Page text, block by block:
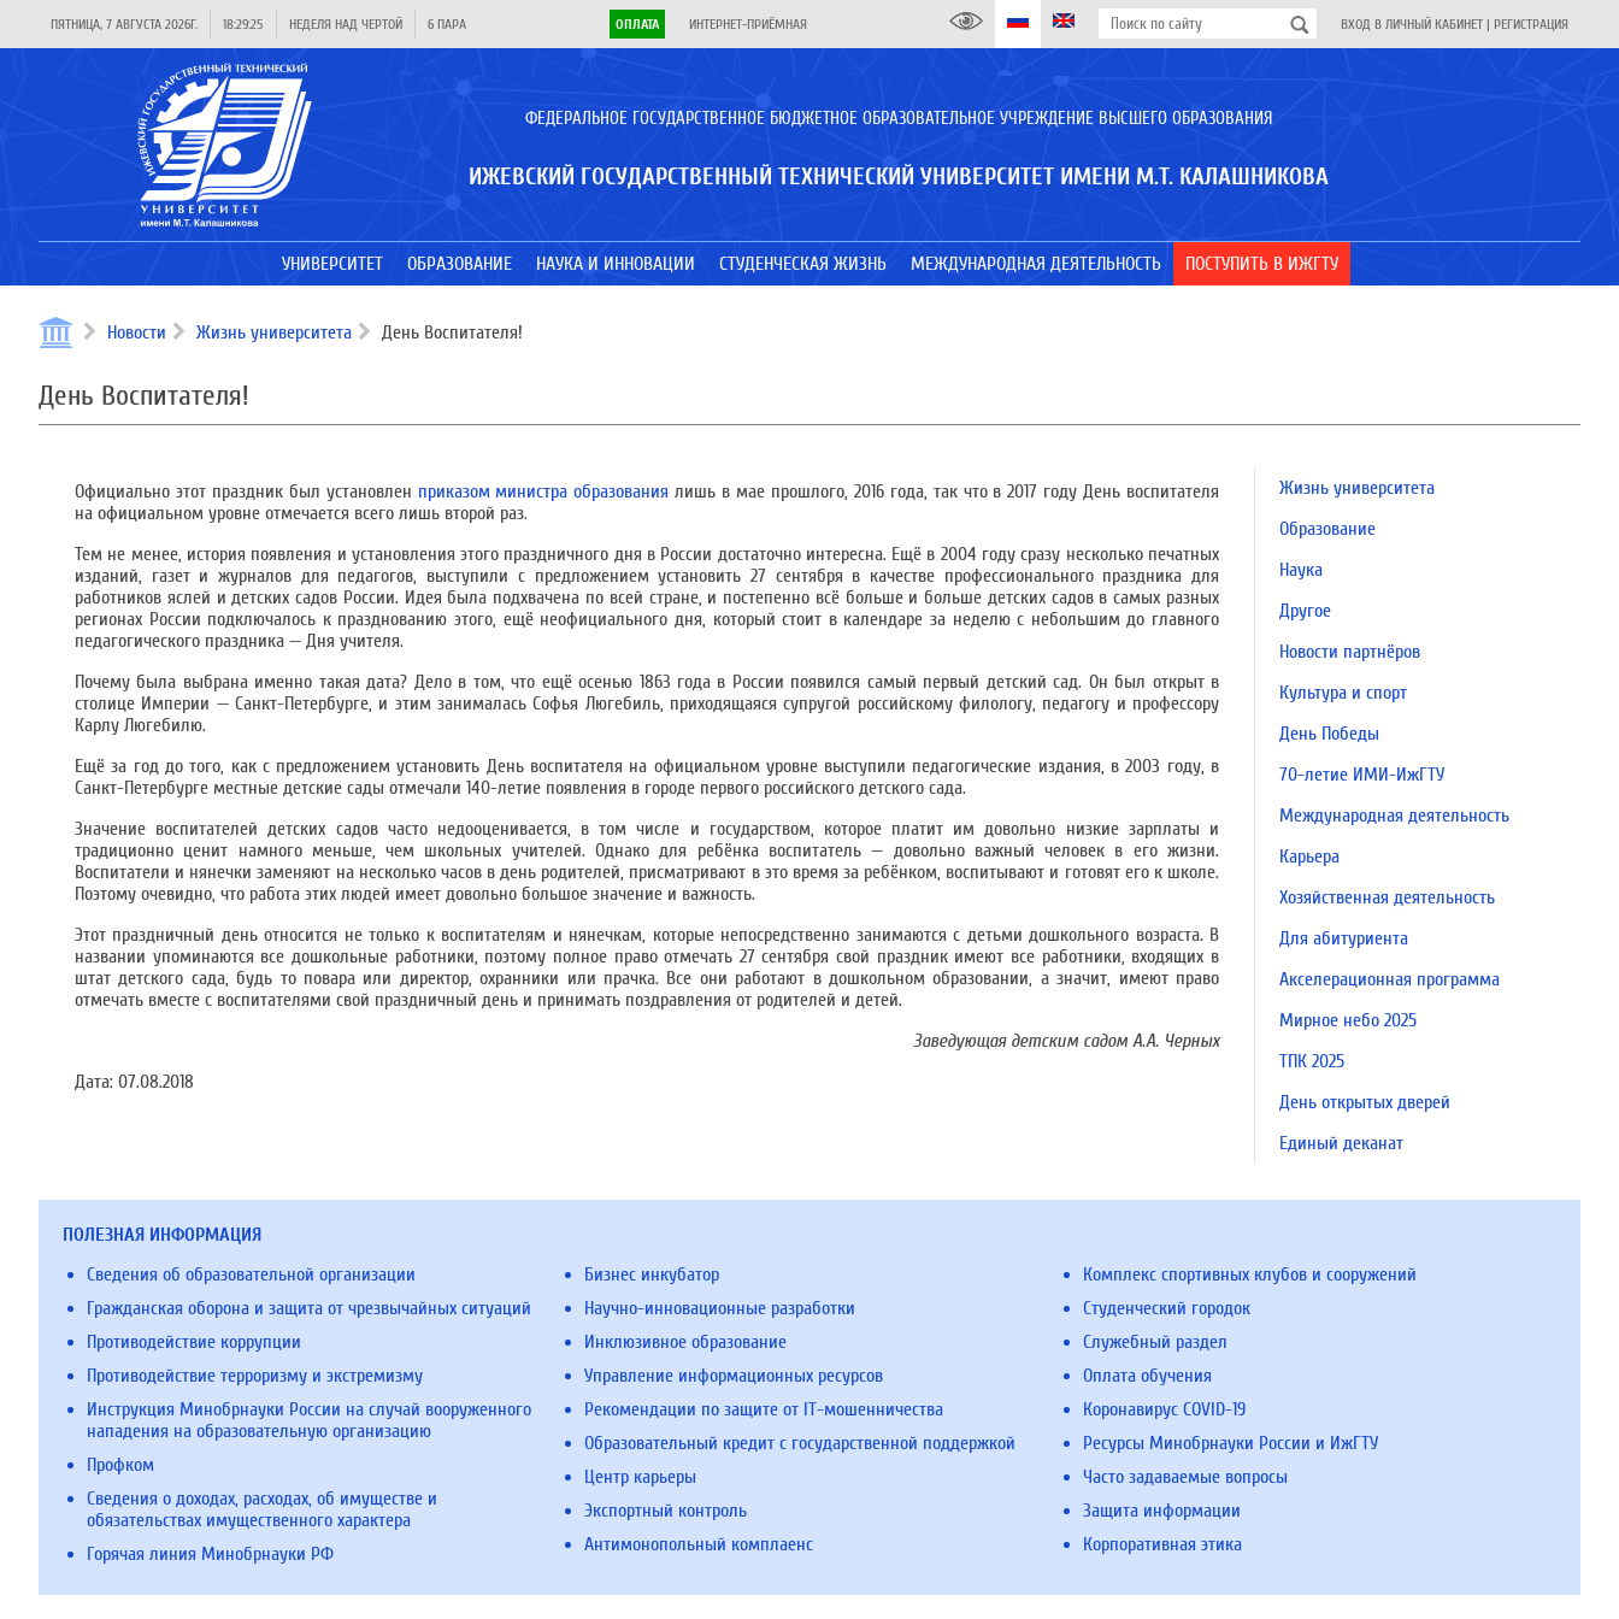
ПЯТНИЦА, 7 АВГУСТА 2026Г. 18:29:25 НЕДЕЛЯ НАД ЧЕРТОЙ 6 ПАРА ОПЛАТА ИНТЕРНЕТ-ПРИЁМНАЯ ВХОД В ЛИЧНЫЙ КАБИНЕТ | РЕГИСТРАЦИЯ
ФЕДЕРАЛЬНОЕ ГОСУДАРСТВЕННОЕ БЮДЖЕТНОЕ ОБРАЗОВАТЕЛЬНОЕ УЧРЕЖДЕНИЕ ВЫСШЕГО ОБРАЗОВАНИЯ
ИЖЕВСКИЙ ГОСУДАРСТВЕННЫЙ ТЕХНИЧЕСКИЙ УНИВЕРСИТЕТ ИМЕНИ М.Т. КАЛАШНИКОВА
УНИВЕРСИТЕТ ОБРАЗОВАНИЕ НАУКА И ИННОВАЦИИ СТУДЕНЧЕСКАЯ ЖИЗНЬ МЕЖДУНАРОДНАЯ ДЕЯТЕЛЬНОСТЬ ПОСТУПИТЬ В ИЖГТУ
Новости Жизнь университета День Воспитателя!
День Воспитателя!
Официально этот праздник был установлен приказом министра образования лишь в мае прошлого, 2016 года, так что в 2017 году День воспитателя
на официальном уровне отмечается всего лишь второй раз.
Тем не менее, история появления и установления этого праздничного дня в России достаточно интересна. Ещё в 2004 году сразу несколько печатных
изданий, газет и журналов для педагогов, выступили с предложением установить 27 сентября в качестве профессионального праздника для
работников яслей и детских садов России. Идея была подхвачена по всей стране, и постепенно всё больше и больше детских садов в самых разных
регионах России подключалось к празднованию этого, ещё неофициального дня, который стоит в календаре за неделю с небольшим до главного
педагогического праздника — Дня учителя.
Почему была выбрана именно такая дата? Дело в том, что ещё осенью 1863 года в России появился самый первый детский сад. Он был открыт в
столице Империи — Санкт-Петербурге, и этим занималась Софья Люгебиль, приходящаяся супругой российскому филологу, педагогу и профессору
Карлу Люгебилю.
Ещё за год до того, как с предложением установить День воспитателя на официальном уровне выступили педагогические издания, в 2003 году, в
Санкт-Петербурге местные детские сады отмечали 140-летие появления в городе первого российского детского сада.
Значение воспитателей детских садов часто недооценивается, в том числе и государством, которое платит им довольно низкие зарплаты и
традиционно ценит намного меньше, чем школьных учителей. Однако для ребёнка воспитатель — довольно важный человек в его жизни.
Воспитатели и нянечки заменяют на несколько часов в день родителей, присматривают в это время за ребёнком, воспитывают и готовят его к школе.
Поэтому очевидно, что работа этих людей имеет довольно большое значение и важность.
Этот праздничный день относится не только к воспитателям и нянечкам, которые непосредственно занимаются с детьми дошкольного возраста. В
названии упоминаются все дошкольные работники, поэтому полное право отмечать 27 сентября свой праздник имеют все работники, входящих в
штат детского сада, будь то повара или директор, охранники или прачка. Все они работают в дошкольном образовании, а значит, имеют право
отмечать вместе с воспитателями свой праздничный день и принимать поздравления от родителей и детей.
Заведующая детским садом А.А. Черных
Дата: 07.08.2018
Жизнь университета
Образование
Наука
Другое
Новости партнёров
Культура и спорт
День Победы
70-летие ИМИ-ИжГТУ
Международная деятельность
Карьера
Хозяйственная деятельность
Для абитуриента
Акселерационная программа
Мирное небо 2025
ТПК 2025
День открытых дверей
Единый деканат
ПОЛЕЗНАЯ ИНФОРМАЦИЯ
Сведения об образовательной организации
Гражданская оборона и защита от чрезвычайных ситуаций
Противодействие коррупции
Противодействие терроризму и экстремизму
Инструкция Минобрнауки России на случай вооруженного
нападения на образовательную организацию
Профком
Сведения о доходах, расходах, об имуществе и
обязательствах имущественного характера
Горячая линия Минобрнауки РФ
Бизнес инкубатор
Научно-инновационные разработки
Инклюзивное образование
Управление информационных ресурсов
Рекомендации по защите от IT-мошенничества
Образовательный кредит с государственной поддержкой
Центр карьеры
Экспортный контроль
Антимонопольный комплаенс
Комплекс спортивных клубов и сооружений
Студенческий городок
Служебный раздел
Оплата обучения
Коронавирус COVID-19
Ресурсы Минобрнауки России и ИжГТУ
Часто задаваемые вопросы
Защита информации
Корпоративная этика